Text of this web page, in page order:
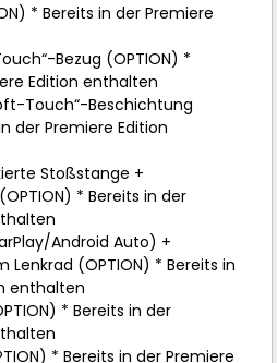
* Bereits in der Premiere
Bezug (OPTION) *
Edition enthalten
Touch“-Beschichtung
der Premiere Edition
Stoßstange +
* Bereits in der
Android Auto) +
Lenkrad (OPTION) * Bereits in
enthalten
* Bereits in der
* Bereits in der Premiere